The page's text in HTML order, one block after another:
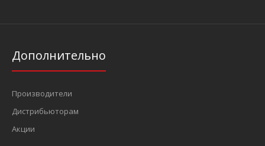
Дополнительно
Производители
Дистрибьюторам
Акции